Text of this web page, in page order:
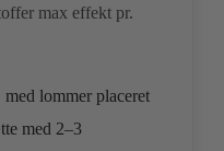
max effekt pr.
med lommer placeret
med 2–3